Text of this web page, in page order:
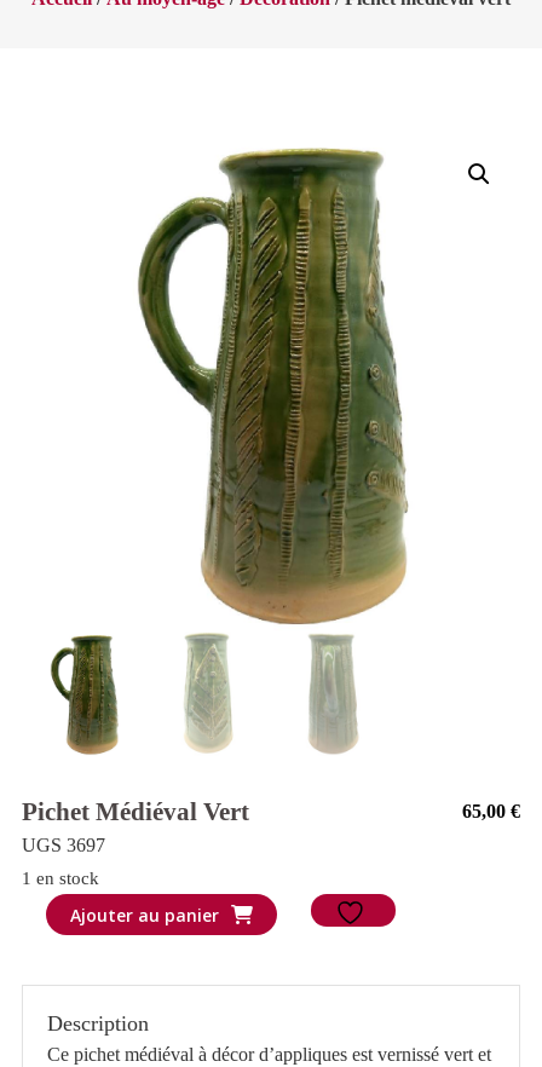
Pichet Médiéval Vert 65,00€
UGS 3697
1 en stock
quantité
vert
Ajouter au panier
Description
Ce pichet médiéval à décor d’appliques est vernissé vert et